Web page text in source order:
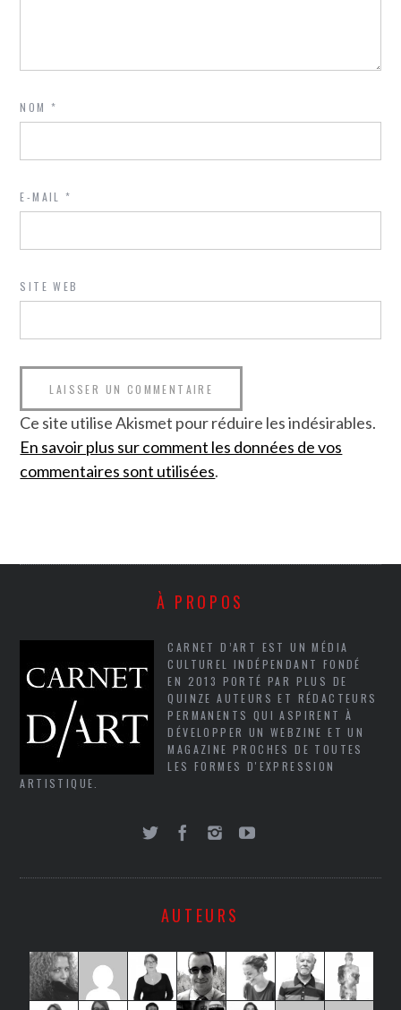
NOM*
E-MAIL*
SITE WEB
Ce site utilise Akismet pour réduire les indésirables.
En savoir plus sur comment les données de vos
commentaires sont utilisées.
À PROPOS
CARNET D’ART EST UN MÉDIA
CULTUREL INDÉPENDANT FONDÉ
EN 2013 PORTÉ PAR PLUS DE
QUINZE AUTEURS ET RÉDACTEURS
PERMANENTS QUI ASPIRENT À
DÉVELOPPER UN WEBZINE ET UN
MAGAZINE PROCHES DE TOUTES
LES FORMES D'EXPRESSION
ARTISTIQUE.
AUTEURS